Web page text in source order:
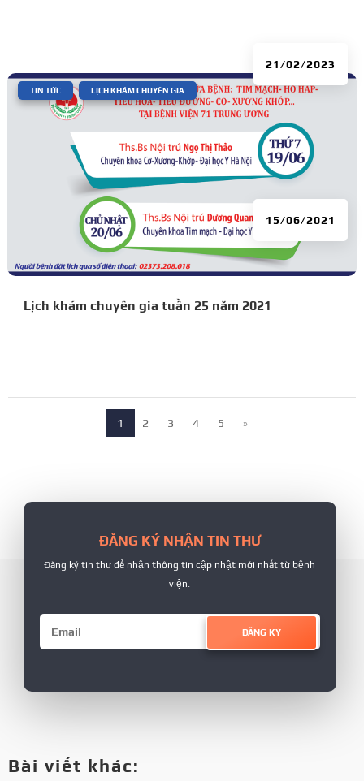
21/02/2023
Lịch khám chuyên gia tuần 25 năm 2021
15/06/2021
TIN TỨC LỊCH KHÁM CHUYÊN GIA
1 2 3 4 5 »
ĐĂNG KÝ NHẬN TIN THƯ
Đăng ký tin thư để nhận thông tin cập nhật mới nhất từ bệnh
viện.
ĐĂNG KÝ
Bài viết khác: